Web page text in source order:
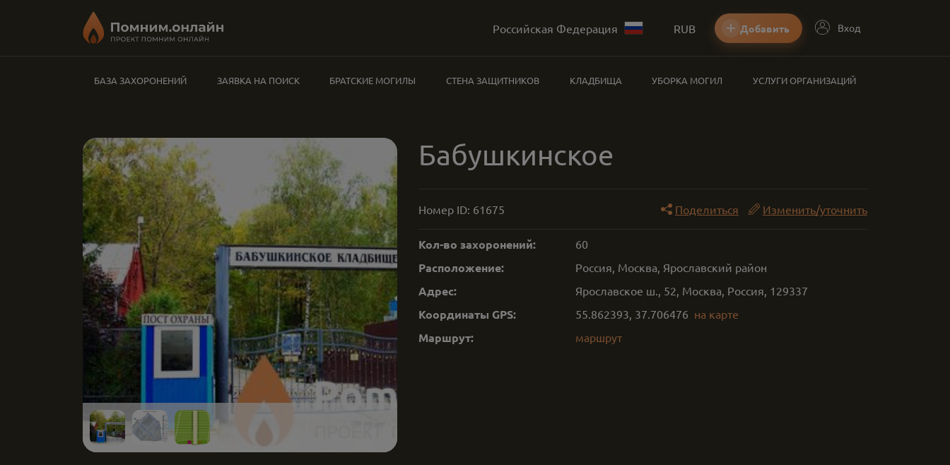
Российская Федерация RUB Добавить Вход
БАЗА ЗАХОРОНЕНИЙ ЗАЯВКА НА ПОИСК БРАТСКИЕ МОГИЛЫ СТЕНА ЗАЩИТНИКОВ КЛАДБИЩА УБОРКА МОГИЛ УСЛУГИ ОРГАНИЗАЦИЙ
Бабушкинское
Номер ID: 61675 Поделиться Изменить/уточнить
Кол-во захоронений: 60
Расположение: Россия, Москва, Ярославский район
Адрес: Ярославское ш., 52, Москва, Россия, 129337
Координаты GPS: 55.862393, 37.706476 на карте
Маршрут: маршрут